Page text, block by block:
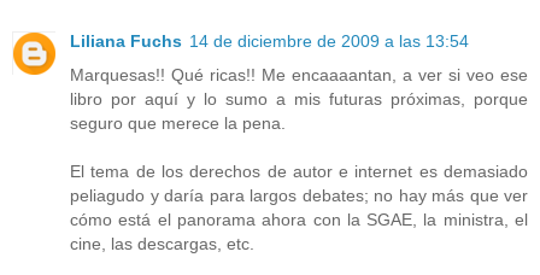
Liliana Fuchs 14 de diciembre de 2009 a las 13:54
Marquesas!! Qué ricas!! Me encaaaantan, a ver si veo ese
libro por aquí y lo sumo a mis futuras próximas, porque
seguro que merece la pena.
El tema de los derechos de autor e internet es demasiado
peliagudo y daría para largos debates; no hay más que ver
cómo está el panorama ahora con la SGAE, la ministra, el
cine, las descargas, etc.